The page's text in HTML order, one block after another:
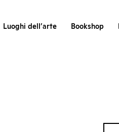
Luoghi dell’arte Bookshop